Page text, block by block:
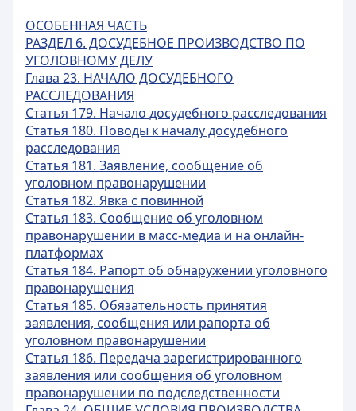
ОСОБЕННАЯ ЧАСТЬ
РАЗДЕЛ 6. ДОСУДЕБНОЕ ПРОИЗВОДСТВО ПО
УГОЛОВНОМУ ДЕЛУ
Глава 23. НАЧАЛО ДОСУДЕБНОГО
РАССЛЕДОВАНИЯ
Статья 179. Начало досудебного расследования
Статья 180. Поводы к началу досудебного
расследования
Статья 181. Заявление, сообщение об
уголовном правонарушении
Статья 182. Явка с повинной
Статья 183. Сообщение об уголовном
правонарушении в масс-медиа и на онлайн-
платформах
Статья 184. Рапорт об обнаружении уголовного
правонарушения
Статья 185. Обязательность принятия
заявления, сообщения или рапорта об
уголовном правонарушении
Статья 186. Передача зарегистрированного
заявления или сообщения об уголовном
правонарушении по подследственности